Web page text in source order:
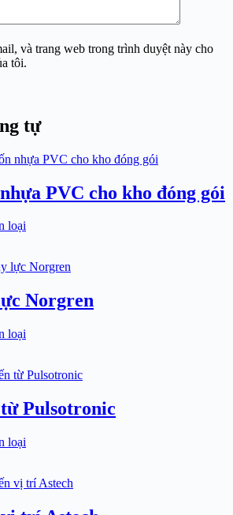
và trang web trong trình duyệt này cho
tôi.
tự
PVC cho kho đóng gói
loại
Norgren
loại
Pulsotronic
loại